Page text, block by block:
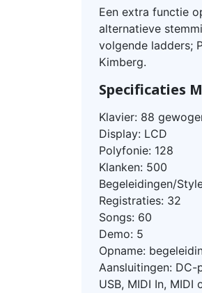
Een extra functie
alternatieve
volgende ladders;
Kimberg.
Specificaties
Klavier: 88
Display: LCD
Polyfonie: 128
Klanken: 500
Begeleidingen/
Registraties: 32
Songs: 60
Demo: 5
Opname:
Aansluitingen:
USB, MIDI In,